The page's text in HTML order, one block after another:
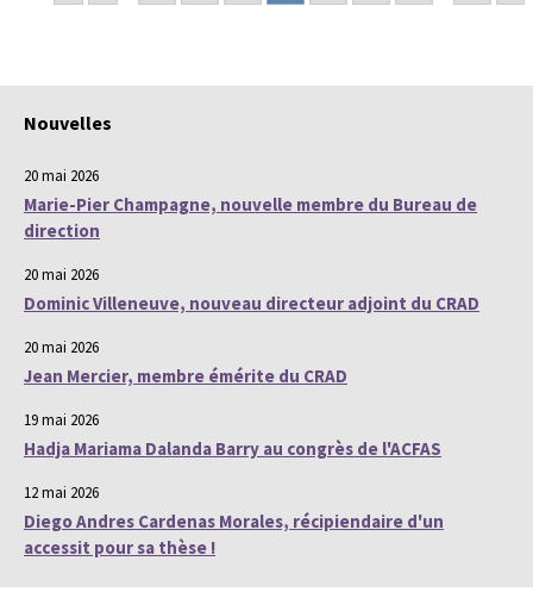
Nouvelles
20 mai 2026
Marie-Pier Champagne, nouvelle membre du Bureau de
direction
20 mai 2026
Dominic Villeneuve, nouveau directeur adjoint du CRAD
20 mai 2026
Jean Mercier, membre émérite du CRAD
19 mai 2026
Hadja Mariama Dalanda Barry au congrès de l'ACFAS
12 mai 2026
Diego Andres Cardenas Morales, récipiendaire d'un
accessit pour sa thèse !